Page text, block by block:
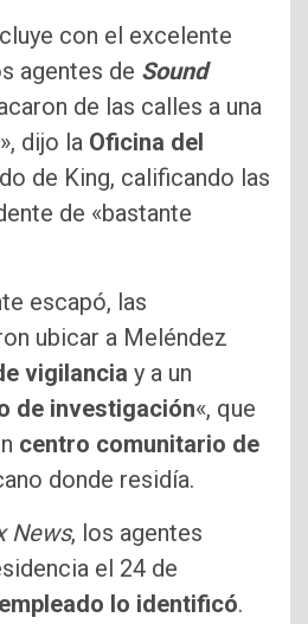
con el excelente
agentes de Sound
de las calles a una
dijo la Oficina del
de King, calificando las
de «bastante
escapó, las
ubicar a Meléndez
vigilancia y a un
de investigación«, que
centro comunitario de
donde residía.
News, los agentes
el 24 de
lo identificó.